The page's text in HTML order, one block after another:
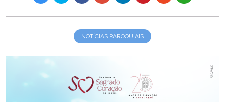
NOTÍCIAS PAROQUIAIS